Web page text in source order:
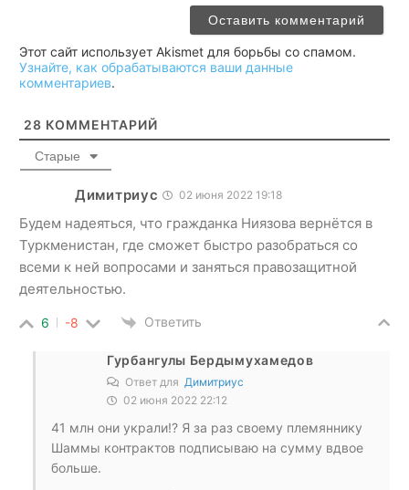
Этот сайт использует Akismet для борьбы со спамом.
Узнайте, как обрабатываются ваши данные
комментариев.
28 КОММЕНТАРИЙ
Старые
Димитриус 02 июня 2022 19:18
Будем надеяться, что гражданка Ниязова вернётся в
Туркменистан, где сможет быстро разобраться со
всеми к ней вопросами и заняться правозащитной
деятельностью.
6 -8 Ответить
Гурбангулы Бердымухамедов
Ответ для Димитриус
02 июня 2022 22:12
41 млн они украли!? Я за раз своему племяннику
Шаммы контрактов подписываю на сумму вдвое
больше.